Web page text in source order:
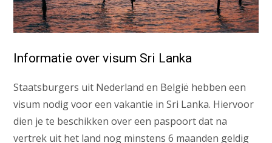
Informatie over visum Sri Lanka
Staatsburgers uit Nederland en België hebben een
visum nodig voor een vakantie in Sri Lanka. Hiervoor
dien je te beschikken over een paspoort dat na
vertrek uit het land nog minstens 6 maanden geldig